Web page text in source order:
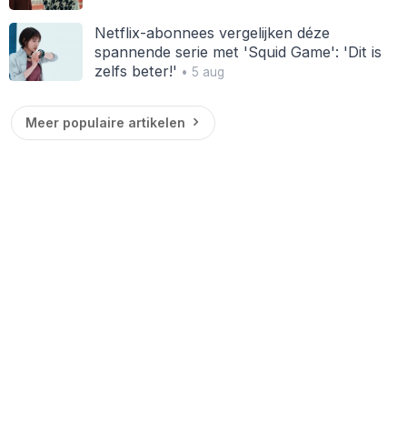
Netflix-abonnees vergelijken déze
spannende serie met 'Squid Game': 'Dit is
zelfs beter!' • 5 aug
Meer populaire artikelen